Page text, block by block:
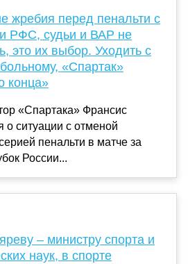
жребия перед пенальти с
РФС, судьи и ВАР не
это их выбор. Уходить с
«Спартак»
конца»
«Спартака» Франсис
о ситуации с отменой
пенальти в матче за
России...
– министру спорта и
наук, в спорте